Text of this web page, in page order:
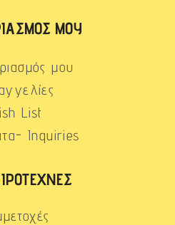
ΜΟΥ
μου
List
Inquiries